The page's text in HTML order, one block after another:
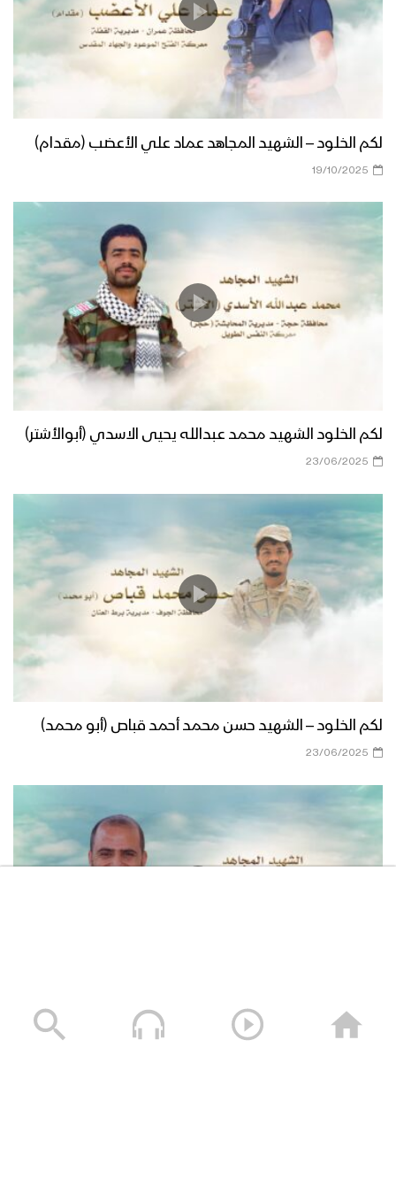
لكم الخلود – الشهيد المجاهد عماد علي الأعضب (مقدام)
19/10/2025
لكم الخلود الشهيد محمد عبدالله يحيى الاسدي (أبوالأشتر)
23/06/2025
لكم الخلود – الشهيد حسن محمد أحمد قباص (أبو محمد)
23/06/2025
لكم الخلود – الشهيد محمد طه الجنيد (أبو طه)